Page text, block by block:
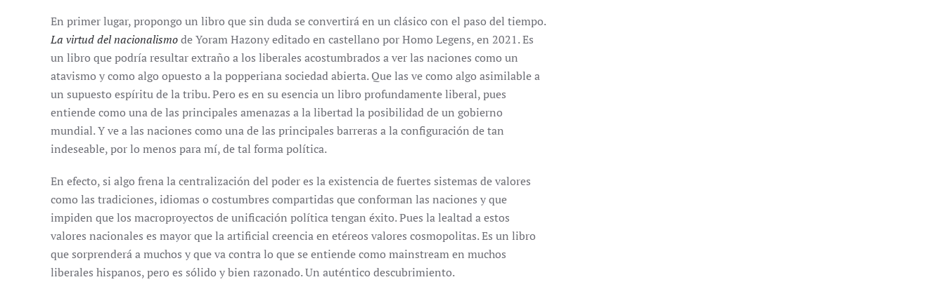
En primer lugar, propongo un libro que sin duda se convertirá en un clásico con el paso del tiempo.
La virtud del nacionalismode Yoram Hazony editado en castellano por Homo Legens, en 2021. Es
un libro que podría resultar extraño a los liberales acostumbrados a ver las naciones como un
atavismo y como algo opuesto a la popperiana sociedad abierta. Que las ve como algo asimilable a
un supuesto espíritu de la tribu. Pero es en su esencia un libro profundamente liberal, pues
entiende como una de las principales amenazas a la libertad la posibilidad de un gobierno
mundial. Y ve a las naciones como una de las principales barreras a la configuración de tan
indeseable, por lo menos para mí, de tal forma política.
En efecto, si algo frena la centralización del poder es la existencia de fuertes sistemas de valores
como las tradiciones, idiomas o costumbres compartidas que conforman las naciones y que
impiden que los macroproyectos de unificación política tengan éxito. Pues la lealtad a estos
valores nacionales es mayor que la artificial creencia en etéreos valores cosmopolitas. Es un libro
que sorprenderá a muchos y que va contra lo que se entiende como mainstream en muchos
liberales hispanos, pero es sólido y bien razonado. Un auténtico descubrimiento.